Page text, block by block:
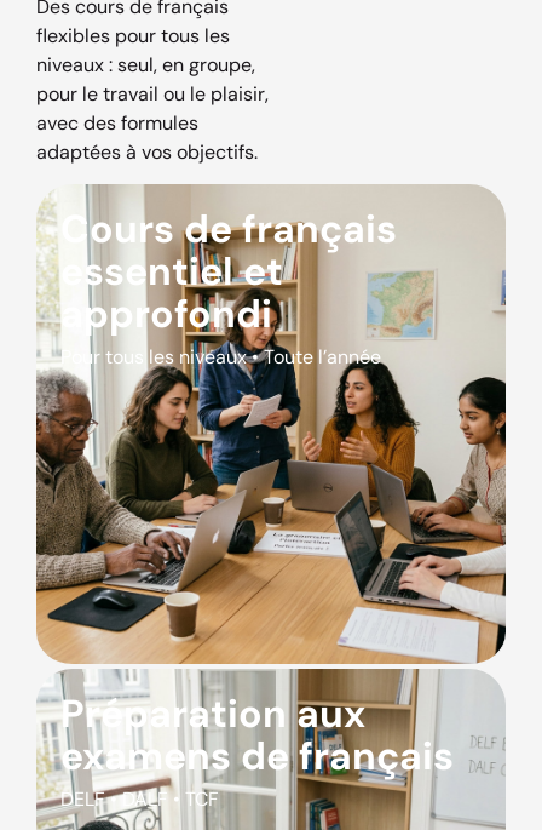
Des cours de français
flexibles pour tous les
niveaux : seul, en groupe,
pour le travail ou le plaisir,
avec des formules
adaptées à vos objectifs.
Cours de français
essentiel et
approfondi
Pour tous les niveaux • Toute l’année
Préparation aux
examens de français
DELF • DALF • TCF